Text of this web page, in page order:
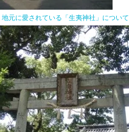
元に愛されている「生夷神社」について